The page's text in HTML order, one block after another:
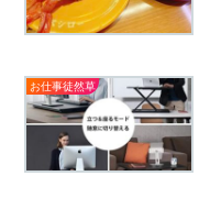
お仕事徒然草